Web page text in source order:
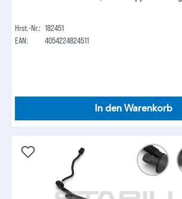
Hrst.-Nr.: 182451
EAN:
4054224824511
In den Warenkorb